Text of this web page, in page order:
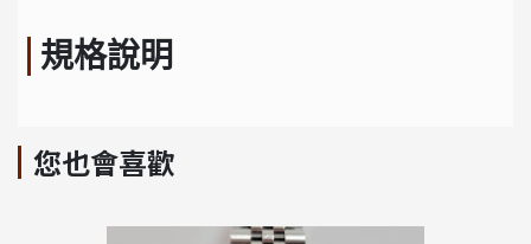
規格說明
您也會喜歡